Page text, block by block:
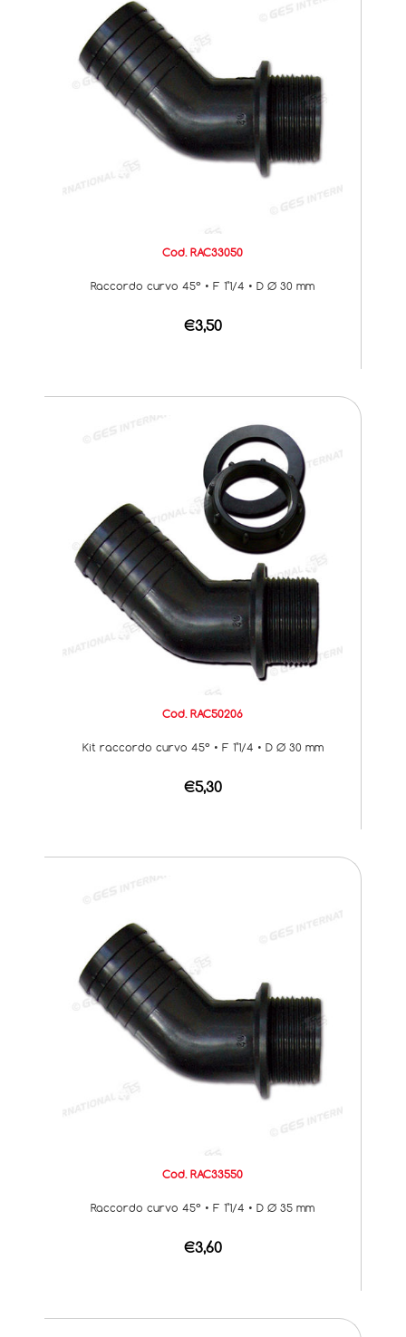
Cod. RAC33050
Raccordo curvo 45° • F 1"1/4 • D Ø 30 mm
€3,50
Cod. RAC50206
Kit raccordo curvo 45° • F 1"1/4 • D Ø 30 mm
€5,30
Cod. RAC33550
Raccordo curvo 45° • F 1"1/4 • D Ø 35 mm
€3,60